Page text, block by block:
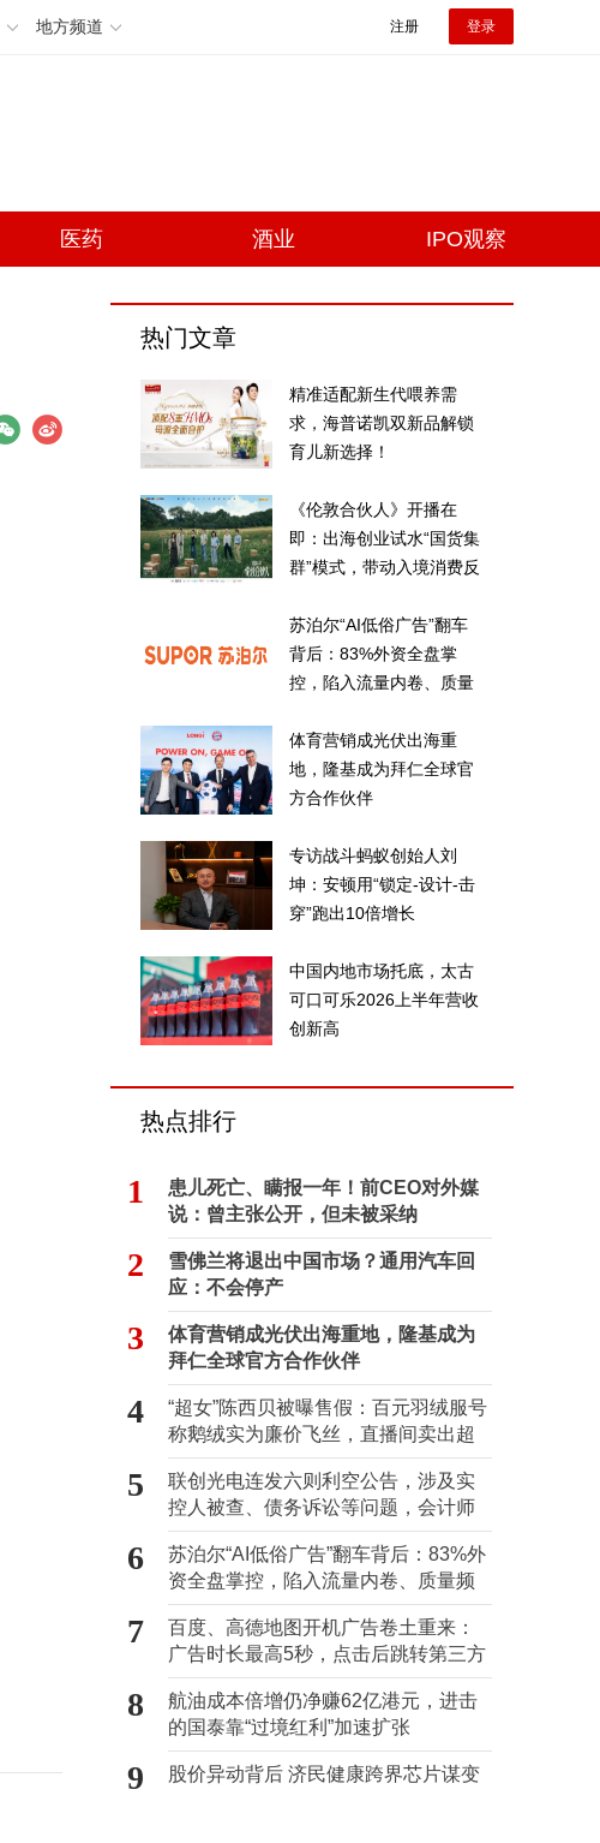
地方频道 注册 登录
医药 酒业 IPO观察
热门文章
精准适配新生代喂养需
求，海普诺凯双新品解锁
育儿新选择！
《伦敦合伙人》开播在
即：出海创业试水“国货集
群”模式，带动入境消费反
苏泊尔“AI低俗广告”翻车
背后：83%外资全盘掌
控，陷入流量内卷、质量
体育营销成光伏出海重
地，隆基成为拜仁全球官
方合作伙伴
专访战斗蚂蚁创始人刘
坤：安顿用“锁定-设计-击
穿”跑出10倍增长
中国内地市场托底，太古
可口可乐2026上半年营收
创新高
热点排行
1
患儿死亡、瞒报一年！前CEO对外媒
说：曾主张公开，但未被采纳
2
雪佛兰将退出中国市场？通用汽车回
应：不会停产
3
体育营销成光伏出海重地，隆基成为
拜仁全球官方合作伙伴
4
“超女”陈西贝被曝售假：百元羽绒服号
称鹅绒实为廉价飞丝，直播间卖出超
百万元
5
联创光电连发六则利空公告，涉及实
控人被查、债务诉讼等问题，会计师
事务所曾出具“保留意见”
6
苏泊尔“AI低俗广告”翻车背后：83%外
资全盘掌控，陷入流量内卷、质量频
发的负循环
7
百度、高德地图开机广告卷土重来：
广告时长最高5秒，点击后跳转第三方
8
航油成本倍增仍净赚62亿港元，进击
的国泰靠“过境红利”加速扩张
9 股价异动背后 济民健康跨界芯片谋变